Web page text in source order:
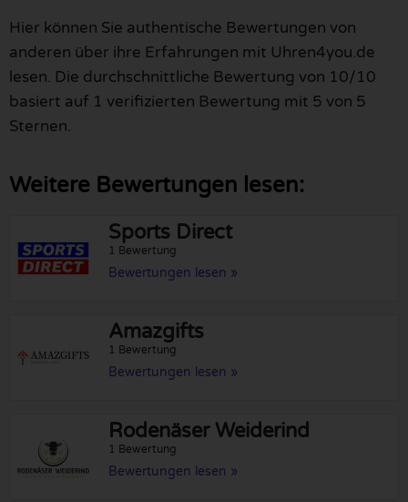
Hier können Sie authentische Bewertungen von
anderen über ihre Erfahrungen mit Uhren4you.de
lesen. Die durchschnittliche Bewertung von 10/10
basiert auf 1 verifizierten Bewertung mit 5 von 5
Sternen.
Weitere Bewertungen lesen:
Sports Direct
1 Bewertung
Bewertungen lesen »
Amazgifts
1 Bewertung
Bewertungen lesen »
Rodenäser Weiderind
1 Bewertung
Bewertungen lesen »